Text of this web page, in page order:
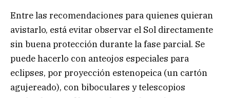
Entre las recomendaciones para quienes quieran
avistarlo, está evitar observar el Sol directamente
sin buena protección durante la fase parcial. Se
puede hacerlo con anteojos especiales para
eclipses, por proyección estenopeica (un cartón
agujereado), con biboculares y telescopios